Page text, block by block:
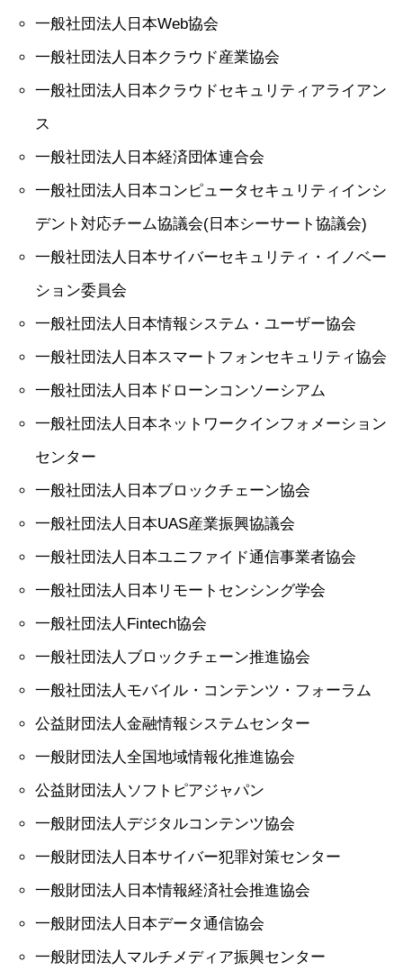
一般社団法人日本Web協会
一般社団法人日本クラウド産業協会
一般社団法人日本クラウドセキュリティアライアン
ス
一般社団法人日本経済団体連合会
一般社団法人日本コンピュータセキュリティインシ
デント対応チーム協議会(日本シーサート協議会)
一般社団法人日本サイバーセキュリティ・イノベー
ション委員会
一般社団法人日本情報システム・ユーザー協会
一般社団法人日本スマートフォンセキュリティ協会
一般社団法人日本ドローンコンソーシアム
一般社団法人日本ネットワークインフォメーション
センター
一般社団法人日本ブロックチェーン協会
一般社団法人日本UAS産業振興協議会
一般社団法人日本ユニファイド通信事業者協会
一般社団法人日本リモートセンシング学会
一般社団法人Fintech協会
一般社団法人ブロックチェーン推進協会
一般社団法人モバイル・コンテンツ・フォーラム
公益財団法人金融情報システムセンター
一般財団法人全国地域情報化推進協会
公益財団法人ソフトピアジャパン
一般財団法人デジタルコンテンツ協会
一般財団法人日本サイバー犯罪対策センター
一般財団法人日本情報経済社会推進協会
一般財団法人日本データ通信協会
一般財団法人マルチメディア振興センター